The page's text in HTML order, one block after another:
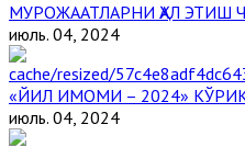
МУРОЖААТЛАРНИ ҲАЛ ЭТИШ
июль. 04, 2024
«ЙИЛ ИМОМИ – 2024»
июль. 04, 2024